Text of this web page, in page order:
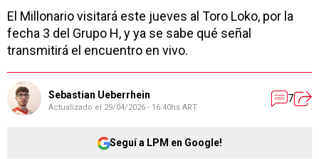
El Millonario visitará este jueves al Toro Loko, por la
fecha 3 del Grupo H, y ya se sabe qué señal
transmitirá el encuentro en vivo.
Sebastian Ueberrhein
Actualizado el 29/04/2026 - 16:40hs ART
7
Seguí a LPM en Google!